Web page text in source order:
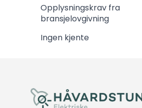
Opplysningskrav fra
bransjelovgivning
Ingen kjente